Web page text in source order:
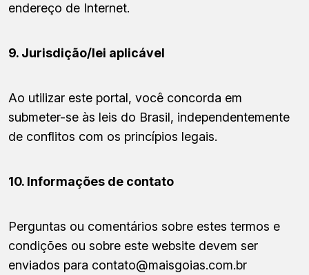
endereço de Internet.
9. Jurisdição/lei aplicável
Ao utilizar este portal, você concorda em
submeter-se às leis do Brasil, independentemente
de conflitos com os princípios legais.
10. Informações de contato
Perguntas ou comentários sobre estes termos e
condições ou sobre este website devem ser
enviados para contato@maisgoias.com.br